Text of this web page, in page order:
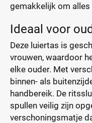
gemakkelijk om
Ideaal voor
Deze luiertas is
vrouwen, waardoor
elke ouder. Met
binnen- als
handbereik. De
spullen veilig zijn
verschoningsmatje